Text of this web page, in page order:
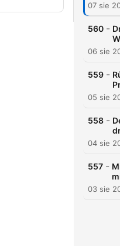
07 sie
560 -
06 sie
559 -
05 sie
558 -
04 sie
557 -
03 sie